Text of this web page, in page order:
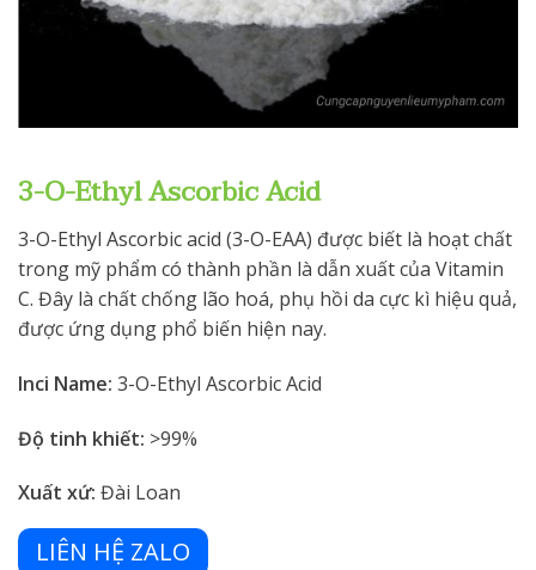
3-O-Ethyl Ascorbic Acid
3-O-Ethyl Ascorbic acid (3-O-EAA) được biết là hoạt chất
trong mỹ phẩm có thành phần là dẫn xuất của Vitamin
C. Đây là chất chống lão hoá, phụ hồi da cực kì hiệu quả,
được ứng dụng phổ biến hiện nay.
Inci Name: 3-O-Ethyl Ascorbic Acid
Độ tinh khiết: >99%
Xuất xứ: Đài Loan
LIÊN HỆ ZALO